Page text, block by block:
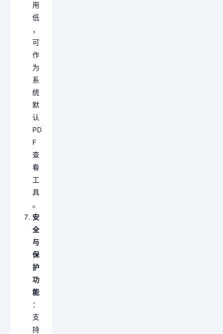
用
低
，
可
作
为
系
统
默
认
PD
F
查
看
工
具
。
安
全
与
保
护
功
能
：
支
持